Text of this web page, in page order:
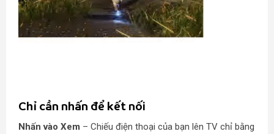
Chỉ cần nhấn để kết nối
Nhấn vào Xem – Chiếu điện thoại của bạn lên TV chỉ bằng